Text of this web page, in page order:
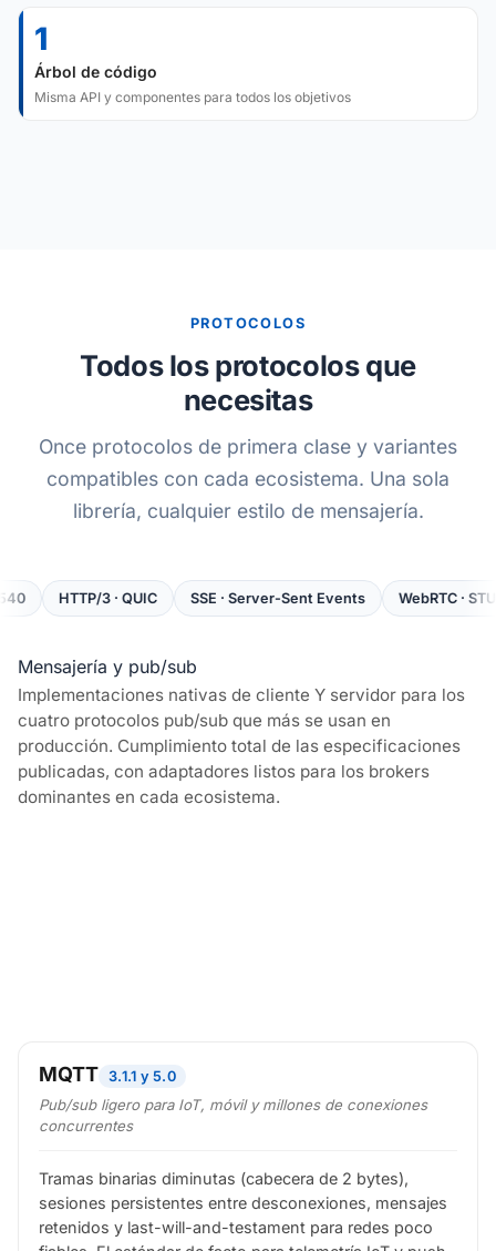
1
Árbol de código
Misma API y componentes para todos los objetivos
PROTOCOLOS
Todos los protocolos que
necesitas
Once protocolos de primera clase y variantes
compatibles con cada ecosistema. Una sola
librería, cualquier estilo de mensajería.
3 · QUIC SSE · Server-Sent Events WebRTC · STUN / TURN
Mensajería y pub/sub
Implementaciones nativas de cliente Y servidor para los
cuatro protocolos pub/sub que más se usan en
producción. Cumplimiento total de las especificaciones
publicadas, con adaptadores listos para los brokers
dominantes en cada ecosistema.
MQTT 3.1.1 y 5.0
Pub/sub ligero para IoT, móvil y millones de conexiones
concurrentes
Tramas binarias diminutas (cabecera de 2 bytes),
sesiones persistentes entre desconexiones, mensajes
retenidos y last-will-and-testament para redes poco